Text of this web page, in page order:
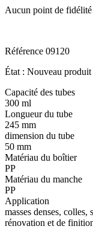
Aucun point de
Référence 09120
État : Nouveau produit
Capacité des tubes
300 ml
Longueur du tube
245 mm
dimension du tube
50 mm
Matériau du boîtier
PP
Matériau du manche
PP
Application
masses denses,
rénovation et de